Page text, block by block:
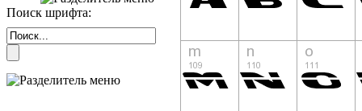
Поиск шрифта: